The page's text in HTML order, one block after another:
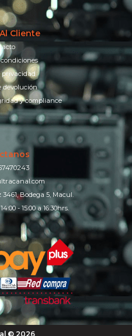
Cliente
privacidad
devolución
y compliance
Bodega 5, Macul.
- 15:00 a 16:30hrs.
© 2026